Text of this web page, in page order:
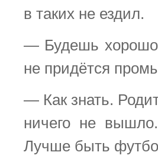
в таких не ездил.
— Будешь хорошо
не придётся
— Как знать.
ничего не
Лучше быть